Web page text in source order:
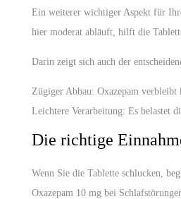
Ein weiterer wichtiger Aspekt für
hier moderat abläuft, hilft die
Darin zeigt sich auch der
Zügiger Abbau: Oxazepam
Leichtere Verarbeitung: Es belastet
Die richtige
Wenn Sie die Tablette schlucken,
Oxazepam 10 mg bei